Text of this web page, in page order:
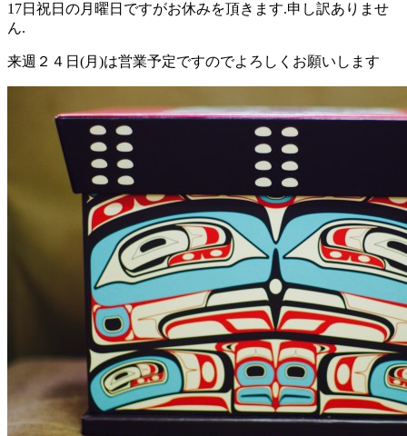
17日祝日の月曜日ですがお休みを頂きます.申し訳ありませ
ん.
来週２４日(月)は営業予定ですのでよろしくお願いします